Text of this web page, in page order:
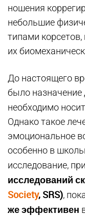
ношения
небольшие
типами корсетов,
их
До настоящего
было назначение
необходимо
Однако такое
эмоциональное
особенно в
исследование,
исследований
Society, SRS),
же эффективен